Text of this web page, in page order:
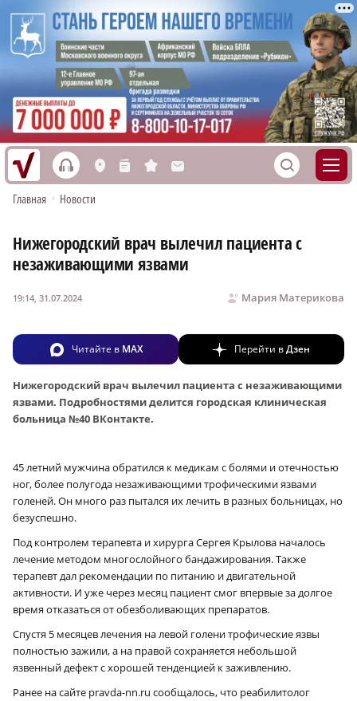
h L n s M S
Главная • Новости
Нижегородский врач вылечил пациента с
незаживающими язвами
Мария Материкова
19:14, 31.07.2024
Читайте в MAX Перейти вДзен
Нижегородский врач вылечил пациента с незаживающими
язвами. Подробностями делится городская клиническая
больница №40 ВКонтакте.
45 летний мужчина обратился к медикам с болями и отечностью
ног, более полугода незаживающими трофическими язвами
голеней. Он много раз пытался их лечить в разных больницах, но
безуспешно.
Под контролем терапевта и хирурга Сергея Крылова началось
лечение методом многослойного бандажирования. Также
терапевт дал рекомендации по питанию и двигательной
активности. И уже через месяц пациент смог впервые за долгое
время отказаться от обезболивающих препаратов.
Спустя 5 месяцев лечения на левой голени трофические язвы
полностью зажили, а на правой сохраняется небольшой
язвенный дефект с хорошей тенденцией к заживлению.
Ранее на сайте pravda-nn.ru сообщалось, что реабилитолог